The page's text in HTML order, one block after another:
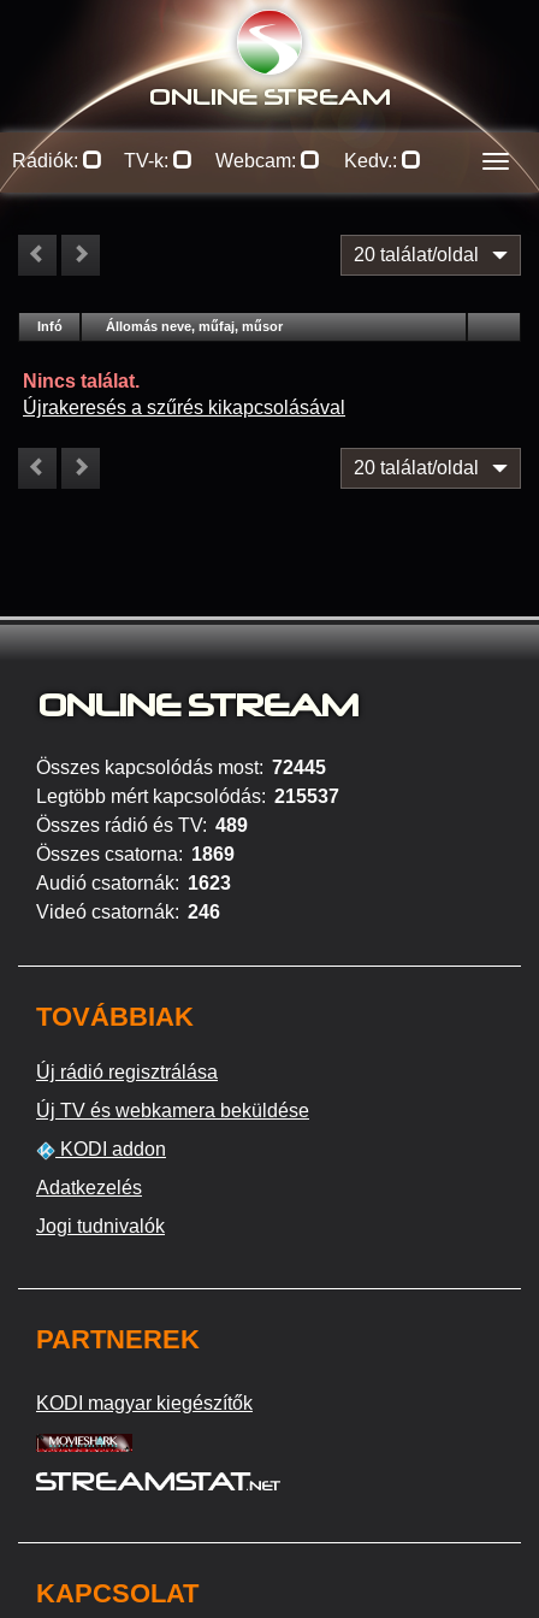
ONLINE STREAM
Rádiók: TV-k: Webcam: Kedv.:
20 találat/oldal
Infó Lejátszás
Állomás neve, műfaj, műsor
Nincs találat.
Újrakeresés a szűrés kikapcsolásával
20 találat/oldal
ONLINE STREAM
Összes kapcsolódás most: 72445
Legtöbb mért kapcsolódás: 215537
Összes rádió és TV: 489
Összes csatorna: 1869
Audió csatornák: 1623
Videó csatornák: 246
TOVÁBBIAK
Új rádió regisztrálása
Új TV és webkamera beküldése
KODI addon
Adatkezelés
Jogi tudnivalók
PARTNEREK
KODI magyar kiegészítők
KAPCSOLAT